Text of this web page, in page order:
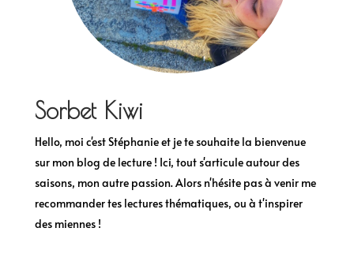
Sorbet Kiwi
Hello, moi c'est Stéphanie et je te souhaite la bienvenue
sur mon blog de lecture ! Ici, tout s'articule autour des
saisons, mon autre passion. Alors n'hésite pas à venir me
recommander tes lectures thématiques, ou à t'inspirer
des miennes !